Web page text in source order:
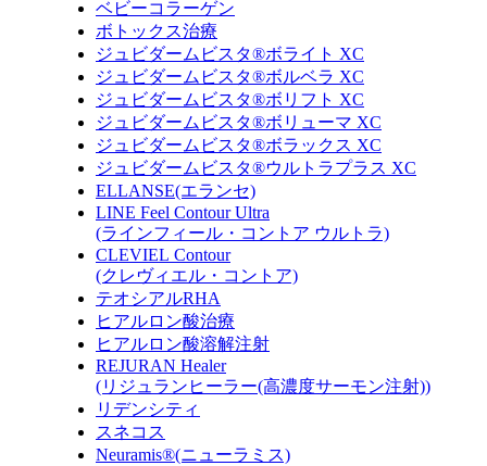
ベビーコラーゲン
ボトックス治療
ジュビダームビスタ®ボライト XC
ジュビダームビスタ®ボルベラ XC
ジュビダームビスタ®ボリフト XC
ジュビダームビスタ®ボリューマ XC
ジュビダームビスタ®ボラックス XC
ジュビダームビスタ®ウルトラプラス XC
ELLANSE(エランセ)
LINE Feel Contour Ultra
(ラインフィール・コントア ウルトラ)
CLEVIEL Contour
(クレヴィエル・コントア)
テオシアルRHA
ヒアルロン酸治療
ヒアルロン酸溶解注射
REJURAN Healer
(リジュランヒーラー(高濃度サーモン注射))
リデンシティ
スネコス
Neuramis®(ニューラミス)